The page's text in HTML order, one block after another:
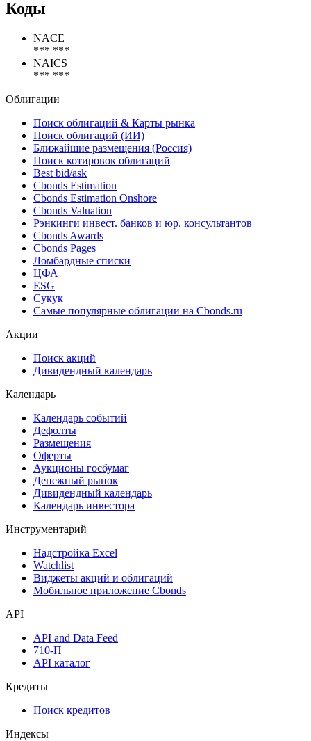
Коды
*** ***
*** ***
Облигации
Поиск облигаций & Карты рынка
Поиск облигаций (ИИ)
Ближайшие размещения (Россия)
Поиск котировок облигаций
Best bid/ask
Cbonds Estimation
Cbonds Estimation Onshore
Cbonds Valuation
Рэнкинги инвест. банков и юр. консультантов
Cbonds Awards
Cbonds Pages
Ломбардные списки
ESG
Самые популярные облигации на Cbonds.ru
Дивидендный календарь
Календарь
Календарь событий
Дефолты
Размещения
Оферты
Денежный рынок
Календарь инвестора
Инструментарий
Мобильное приложение Cbonds
API
API and Data Feed
API каталог
Кредиты